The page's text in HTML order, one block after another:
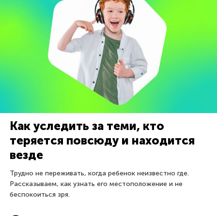
Как уследить за теми, кто
теряется повсюду и находится
везде
Трудно не переживать, когда ребенок неизвестно где.
Рассказываем, как узнать его местоположение и не
беспокоиться зря.